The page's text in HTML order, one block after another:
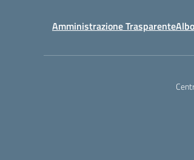
Amministrazione Trasparente